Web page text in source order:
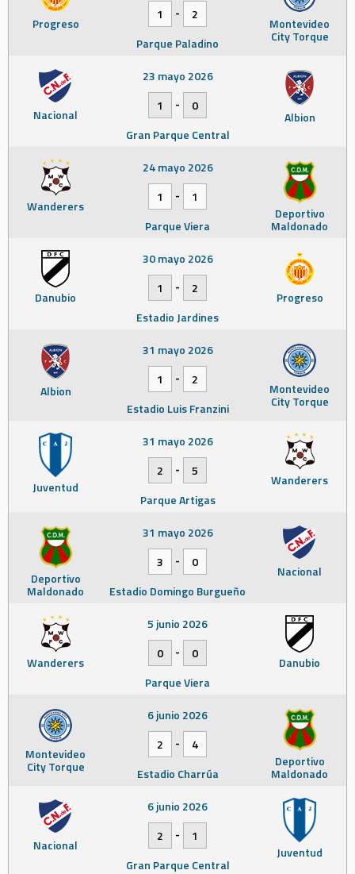
Progreso Montevideo
City Torque
1
-
2
Parque Paladino
Nacional Albion
23 mayo 2026
1
-
0
Gran Parque Central
Wanderers Deportivo
Maldonado
24 mayo 2026
1
-
1
Parque Viera
Danubio Progreso
30 mayo 2026
1
-
2
Estadio Jardines
Albion Montevideo
City Torque
31 mayo 2026
1
-
2
Estadio Luis Franzini
Juventud Wanderers
31 mayo 2026
2
-
5
Parque Artigas
Deportivo
Maldonado
Nacional
31 mayo 2026
3
-
0
Estadio Domingo Burgueño
Wanderers Danubio
5 junio 2026
0
-
0
Parque Viera
Montevideo
City Torque Deportivo
Maldonado
6 junio 2026
2
-
4
Estadio Charrúa
Nacional Juventud
6 junio 2026
2
-
1
Gran Parque Central